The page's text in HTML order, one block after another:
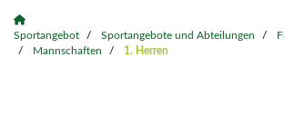
Sportangebot Sportangebote und Abteilungen
Mannschaften
1. Herren